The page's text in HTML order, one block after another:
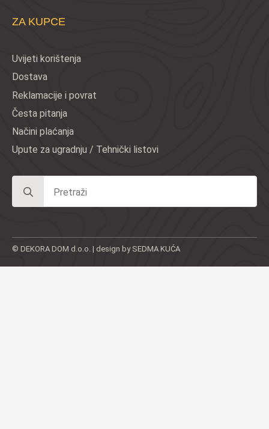
ZA KUPCE
Uvijeti korištenja
Dostava
Reklamacije i povrat
Česta pitanja
Načini plaćanja
Upute za ugradnju / Tehnički listovi
for:
© DEKORA DOM d.o.o. | design by SEDMA KUĆA